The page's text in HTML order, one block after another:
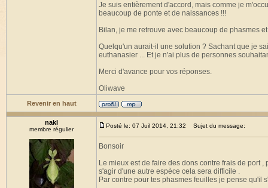
Je suis entièrement d'accord, mais comme je
beaucoup de ponte et de naissances !!!
Bilan, je me retrouve avec beaucoup de phasmes
Quelqu'un aurait-il une solution ? Sachant que je
euthanasier ... Et je n'ai plus de personnes
Merci d'avance pour vos réponses.
Oliwave
Revenir en haut
nakl
membre régulier
Posté le: 07 Juil 2014, 21:32 Sujet du message:
Bonsoir
Le mieux est de faire des dons contre frais de port ,
s'agir d'une autre espèce cela sera difficile .
Par contre pour tes phasmes feuilles je pense qu'il